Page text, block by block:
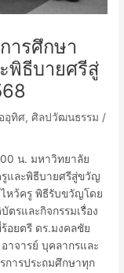
ารศึกษา
พิธีบายศรีสู่
อุทิศ,ศิลปวัฒนธรรม /
น. มหาวิทยาลัย
และพิธีบายศรีสู่ขวัญ
หว้ครู พิธีรับขวัญโดย
รและกิจกรรมเรื่อง
อยตรี ดร.มงคลชัย
าจารย์ บุคลากรและ
การประถมศึกษาทุก